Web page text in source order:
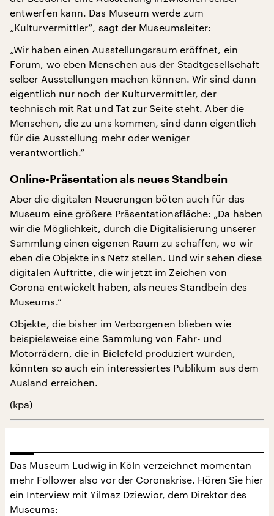
entwerfen kann. Das Museum werde zum
„Kulturvermittler“, sagt der Museumsleiter:
„Wir haben einen Ausstellungsraum eröffnet, ein
Forum, wo eben Menschen aus der Stadtgesellschaft
selber Ausstellungen machen können. Wir sind dann
eigentlich nur noch der Kulturvermittler, der
technisch mit Rat und Tat zur Seite steht. Aber die
Menschen, die zu uns kommen, sind dann eigentlich
für die Ausstellung mehr oder weniger
verantwortlich.“
Online-Präsentation als neues Standbein
Aber die digitalen Neuerungen böten auch für das
Museum eine größere Präsentationsfläche: „Da haben
wir die Möglichkeit, durch die Digitalisierung unserer
Sammlung einen eigenen Raum zu schaffen, wo wir
eben die Objekte ins Netz stellen. Und wir sehen diese
digitalen Auftritte, die wir jetzt im Zeichen von
Corona entwickelt haben, als neues Standbein des
Museums.“
Objekte, die bisher im Verborgenen blieben wie
beispielsweise eine Sammlung von Fahr- und
Motorrädern, die in Bielefeld produziert wurden,
könnten so auch ein interessiertes Publikum aus dem
Ausland erreichen.
(kpa)
Das Museum Ludwig in Köln verzeichnet momentan
mehr Follower also vor der Coronakrise. Hören Sie hier
ein Interview mit Yilmaz Dziewior, dem Direktor des
Museums: